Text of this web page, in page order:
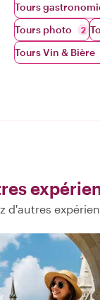
Tours
Tours photo 2
Tours Vin & Bière
d'autres